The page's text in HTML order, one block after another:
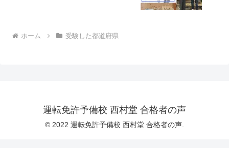
ホーム 受験した都道府県
運転免許予備校 西村堂 合格者の声
© 2022 運転免許予備校 西村堂 合格者の声.